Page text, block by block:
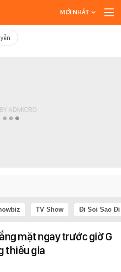
MỚI NHẤT
TV Show Đi Soi Sao Đi
mặt ngay trước giờ G
thiếu gia